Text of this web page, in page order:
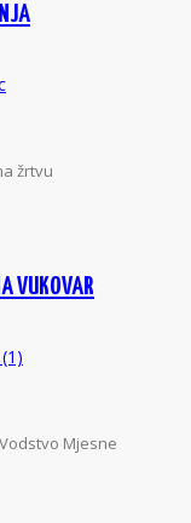
žrtvu
VUKOVAR
Mjesne